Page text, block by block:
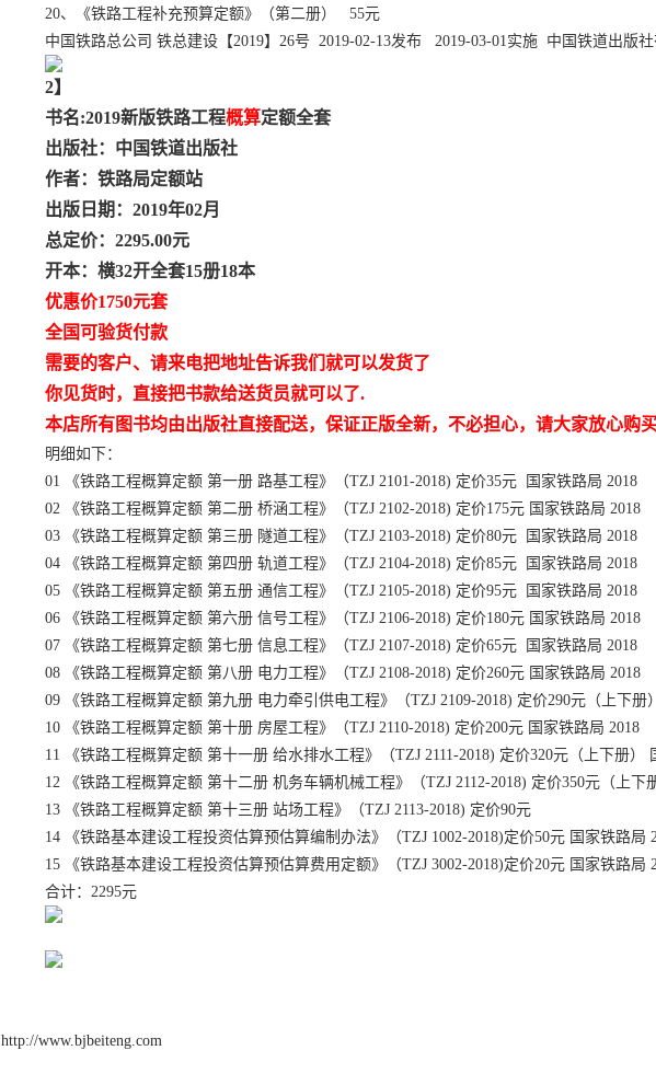
20、《铁路工程补充预算定额》（第二册） 55元
中国铁路总公司 铁总建设【2019】26号 2019-02-13发布 2019-03-01实施 中国铁道出版社
2】
书名:2019新版铁路工程概算定额全套
出版社：中国铁道出版社
作者：铁路局定额站
出版日期：2019年02月
总定价：2295.00元
开本：横32开全套15册18本
优惠价1750元套
全国可验货付款
需要的客户、请来电把地址告诉我们就可以发货了
你见货时，直接把书款给送货员就可以了.
本店所有图书均由出版社直接配送，保证正版全新，不必担心，请大家放心购
明细如下：
01 《铁路工程概算定额 第一册 路基工程》（TZJ 2101-2018) 定价35元 国家铁路局 2018
02 《铁路工程概算定额 第二册 桥涵工程》（TZJ 2102-2018) 定价175元 国家铁路局 2018
03 《铁路工程概算定额 第三册 隧道工程》（TZJ 2103-2018) 定价80元 国家铁路局 2018
04 《铁路工程概算定额 第四册 轨道工程》（TZJ 2104-2018) 定价85元 国家铁路局 2018
05 《铁路工程概算定额 第五册 通信工程》（TZJ 2105-2018) 定价95元 国家铁路局 2018
06 《铁路工程概算定额 第六册 信号工程》（TZJ 2106-2018) 定价180元 国家铁路局 2018
07 《铁路工程概算定额 第七册 信息工程》（TZJ 2107-2018) 定价65元 国家铁路局 2018
08 《铁路工程概算定额 第八册 电力工程》（TZJ 2108-2018) 定价260元 国家铁路局 2018
09 《铁路工程概算定额 第九册 电力牵引供电工程》（TZJ 2109-2018) 定价290元（上下册
10 《铁路工程概算定额 第十册 房屋工程》（TZJ 2110-2018) 定价200元 国家铁路局 2018
11 《铁路工程概算定额 第十一册 给水排水工程》（TZJ 2111-2018) 定价320元（上下册）
12 《铁路工程概算定额 第十二册 机务车辆机械工程》（TZJ 2112-2018) 定价350元（上下
13 《铁路工程概算定额 第十三册 站场工程》（TZJ 2113-2018) 定价90元
14 《铁路基本建设工程投资估算预估算编制办法》（TZJ 1002-2018)定价50元 国家铁路局
15 《铁路基本建设工程投资估算预估算费用定额》（TZJ 3002-2018)定价20元 国家铁路局
合计：2295元
http://www.bjbeiteng.com